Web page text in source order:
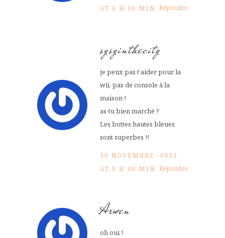
AT 0 H 00 MIN Répondre
sysyinthecity
je peux pas t’aider pour la
wii, pas de console à la
maison !
as-tu bien marché ?
Les bottes hautes bleues
sont superbes !!
30 NOVEMBRE -0001
AT 0 H 00 MIN Répondre
Arwen
oh oui !